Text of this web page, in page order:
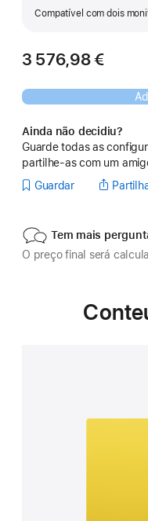
Compatível com dois
3 576,98 €
Ainda não decidiu?
Guarde todas as
partilhe‑as com um
Guardar
Tem mais
O preço final será